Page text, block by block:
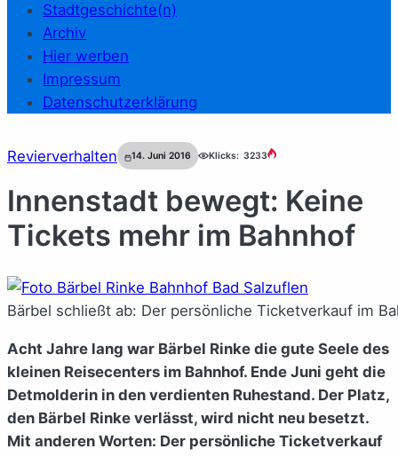
Stadtgeschichte(n)
Archiv
Hier werben
Impressum
Datenschutzerklärung
Revierverhalten 14. Juni 2016 Klicks: 3233
Innenstadt bewegt: Keine
Tickets mehr im Bahnhof
Bärbel schließt ab: Der persönliche Ticketverkauf im
Acht Jahre lang war Bärbel Rinke die gute Seele des
kleinen Reisecenters im Bahnhof. Ende Juni geht die
Detmolderin in den verdienten Ruhestand. Der Platz,
den Bärbel Rinke verlässt, wird nicht neu besetzt.
Mit anderen Worten: Der persönliche Ticketverkauf